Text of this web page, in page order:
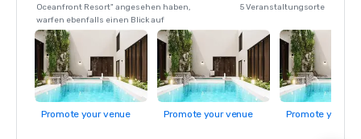
Oceanfront Resort" angesehen haben,
warfen ebenfalls einen Blick auf
5 Veranstaltungsorte
Promote your venue Promote your venue Promote your